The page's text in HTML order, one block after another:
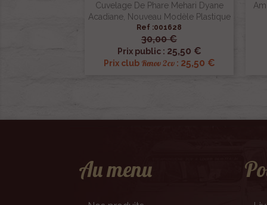
Cuvelage De Phare Mehari Dyane
Acadiane, Nouveau Modèle Plastique
Ref :001628
30,00 €
Prix public : 25,50 €
Prix club Renov 2cv: 25,50 €
 Aperçu rapide
Au menu